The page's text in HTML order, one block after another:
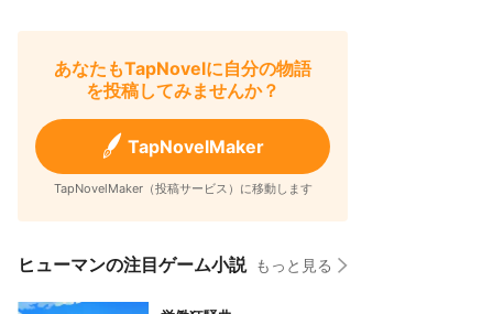
あなたもTapNovelに自分の物語
を投稿してみませんか？
TapNovelMaker
TapNovelMaker（投稿サービス）に移動します
ヒューマンの注目ゲーム小説 もっと見る